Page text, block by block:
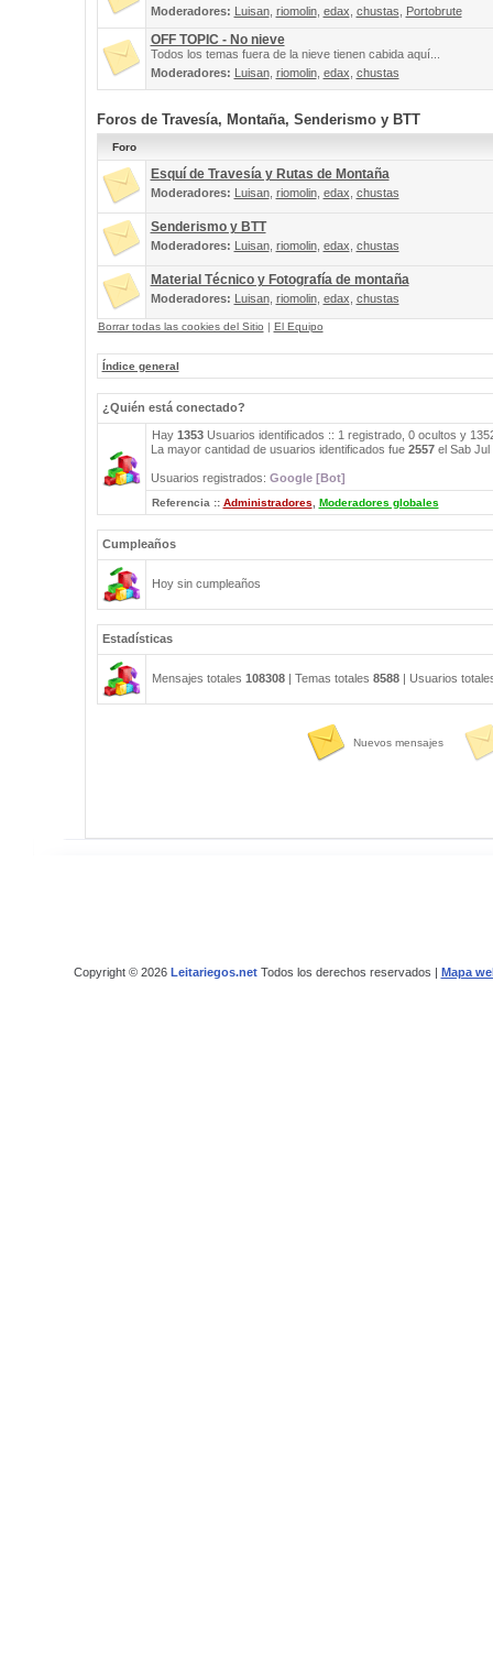
Moderadores: Luisan, riomolin, edax chustas Portobrute
OFF TOPIC - No nieve
Todos los temas fuera de la nieve tienen cabida aquí...
Moderadores: Luisan, riomolin, edax chustas
Foros de Travesía, Montaña, Senderismo y BTT
Foro
Esquí de Travesía y Rutas de Montaña
Moderadores: Luisan, riomolin, edax chustas
Senderismo y BTT
Moderadores: Luisan, riomolin, edax chustas
Material Técnico y Fotografía de montaña
Moderadores: Luisan, riomolin, edax chustas
Borrar todas las cookies del Sitio | El Equipo
Índice general
¿Quién está conectado?
Hay 1353Usuarios identificados :: 1 registrado, 0 ocultos y
La mayor cantidad de usuarios identificados fue 2557el Sab Jul
Usuarios registrados: Google [Bot]
Referencia :: Administradores Moderadores globales
Cumpleaños
Hoy sin cumpleaños
Estadísticas
Mensajes totales 108308| Temas totales 8588| Usuarios
Nuevos mensajes
Copyright © 2026 Leitariegos.netTodos los derechos reservados | Mapa